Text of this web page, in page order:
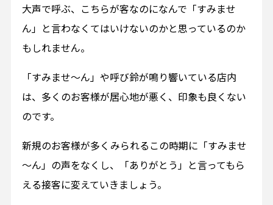
大声で呼ぶ、こちらが客なのになんで「すみませ
ん」と言わなくてはいけないのかと思っているのか
もしれません。
「すみませ～ん」や呼び鈴が鳴り響いている店内
は、多くのお客様が居心地が悪く、印象も良くない
のです。
新規のお客様が多くみられるこの時期に「すみませ
～ん」の声をなくし、「ありがとう」と言ってもら
える接客に変えていきましょう。